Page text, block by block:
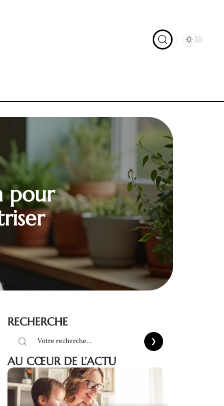
pour
RECHERCHE
AU CŒUR DE L’ACTU